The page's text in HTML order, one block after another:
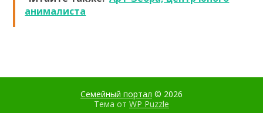
анималиста
Семейный портал © 2026
Тема от WP Puzzle